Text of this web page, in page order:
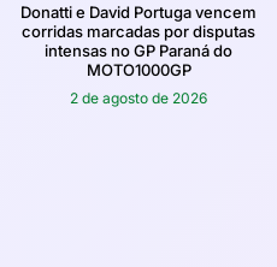
Donatti e David Portuga vencem
corridas marcadas por disputas
intensas no GP Paraná do
MOTO1000GP
2 de agosto de 2026